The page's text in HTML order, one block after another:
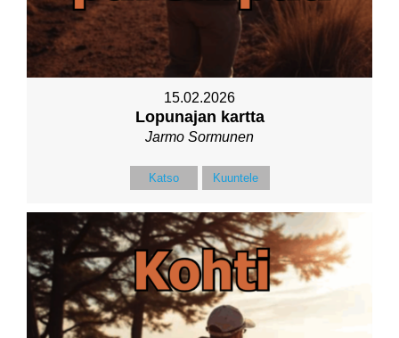
15.02.2026
Lopunajan kartta
Jarmo Sormunen
Katso Kuuntele